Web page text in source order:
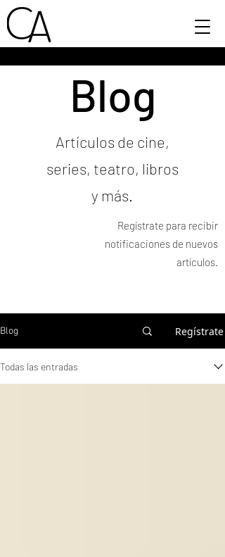
Blog
Artículos de cine,
series, teatro, libros
y más.
Regístrate para recibir
notificaciones de nuevos
artículos.
Blog Regístrate
Todas las entradas